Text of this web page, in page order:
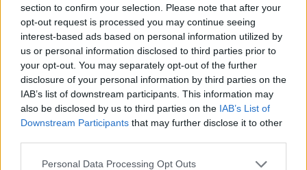
section to confirm your selection. Please note that after your
opt-out request is processed you may continue seeing
interest-based ads based on personal information utilized by
us or personal information disclosed to third parties prior to
your opt-out. You may separately opt-out of the further
disclosure of your personal information by third parties on the
IAB’s list of downstream participants. This information may
also be disclosed by us to third parties on the IAB’s List of
Downstream Participants that may further disclose it to other
Personal Data Processing Opt Outs
Bitte beachten Sie, dass eine Erfahrung von Person zu Person
unterschiedlich sein kann und dass Sie sich immer an Ihren Arzt
oder Apotheker wenden sollten, um medizinischen Rat zu
Medikamenten zu erhalten.